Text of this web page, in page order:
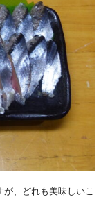
、どれも美味しいこ